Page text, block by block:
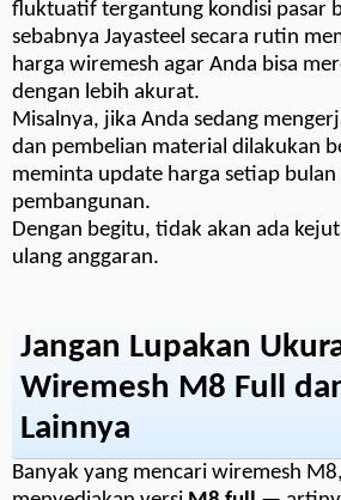
fluktuatif tergantung kondisi pasar
sebabnya Jayasteel secara rutin
harga wiremesh agar Anda bisa
dengan lebih akurat.
Misalnya, jika Anda sedang
dan pembelian material dilakukan
meminta update harga setiap
pembangunan.
Dengan begitu, tidak akan ada
ulang anggaran.
Jangan Lupakan
Wiremesh M8 Full
Lainnya
Banyak yang mencari wiremesh